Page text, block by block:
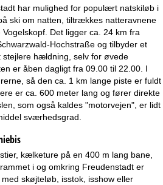
har mulighed for populært natskiløb i
ski om natten, tiltrækkes natteravnene
Det ligger ca. 24 km fra
Hochstraße og tilbyder et
stejlere hældning, selv for øvede
er åben dagligt fra 09.00 til 22.00. I
så den ca. 1 km lange piste er fuldt
er ca. 600 meter lang og fører direkte
som også kaldes "motorvejen", er lidt
sværhedsgrad.
kælketure på en 400 m lang bane,
i og omkring Freudenstadt er
skøjteløb, isstok, isshow eller